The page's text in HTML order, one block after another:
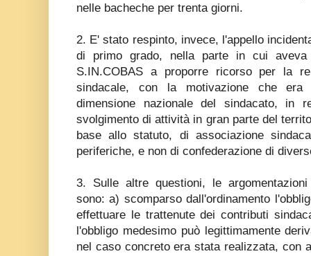
nelle bacheche per trenta giorni.
2. E' stato respinto, invece, l'appello
di primo grado, nella parte in cui aveva
S.IN.COBAS a proporre ricorso per la
sindacale, con la motivazione che
dimensione nazionale del sindacato, in
svolgimento di attività in gran parte del
base allo statuto, di associazione
periferiche, e non di confederazione di
3. Sulle altre questioni, le
sono: a) scomparso dall'ordinamento
effettuare le trattenute dei contributi
l'obbligo medesimo può legittimamente
nel caso concreto era stata realizzata, con